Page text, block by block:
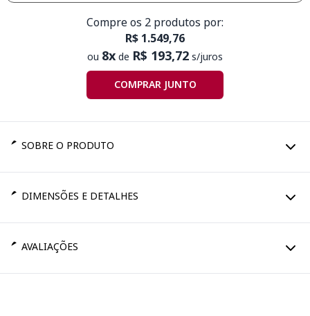
Compre os 2 produtos por:
R$ 1.549,76
ou 8x de R$ 193,72 s/juros
COMPRAR JUNTO
SOBRE O PRODUTO
DIMENSÕES E DETALHES
AVALIAÇÕES